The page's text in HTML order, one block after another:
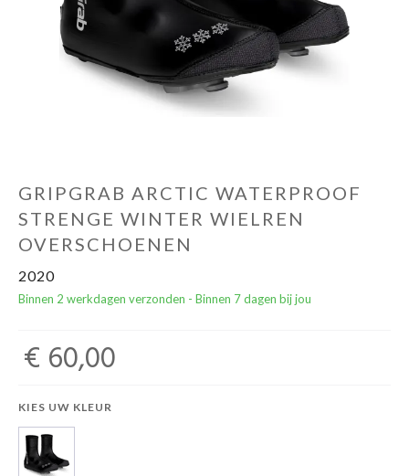
Yoga Fit
Nutrition
GRIPGRAB ARCTIC WATERPROOF
STRENGE WINTER WIELREN
OVERSCHOENEN
2020
Binnen 2 werkdagen verzonden - Binnen 7 dagen bij jou
€ 60,00
KIES UW KLEUR